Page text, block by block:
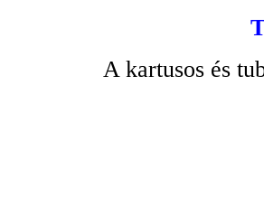
A kartusos és